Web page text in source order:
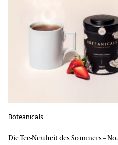
Boteanicals
Die Tee-Neuheit des Sommers –